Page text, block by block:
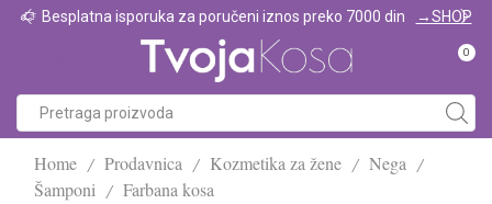
Besplatna isporuka za poručeni iznos preko 7000 din →SHOP
0
Home / Prodavnica / Kozmetika za žene / Nega /
Šamponi / Farbana kosa